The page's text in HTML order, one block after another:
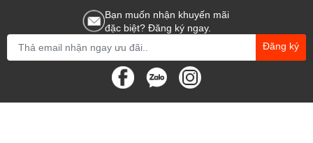
Bạn muốn nhận khuyến mãi
đặc biệt? Đăng ký ngay.
Đăng ký